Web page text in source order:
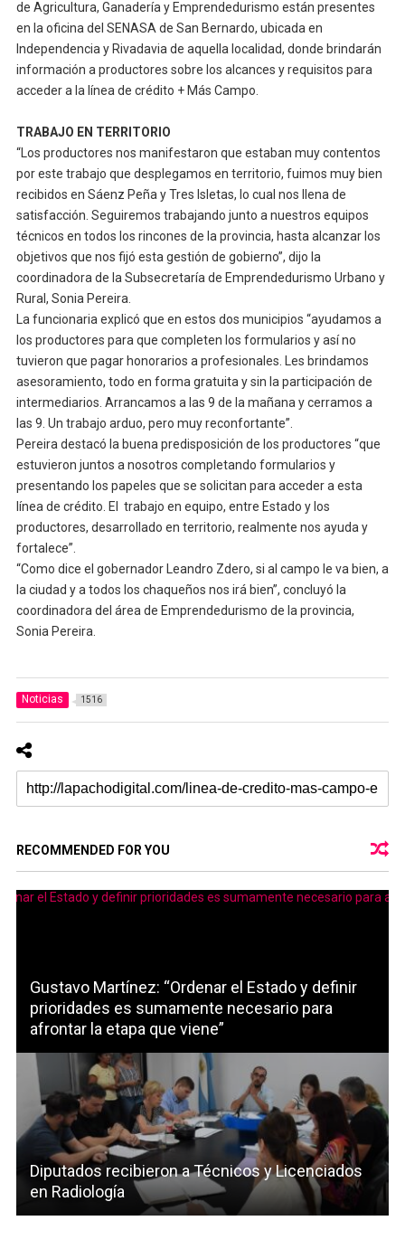
de Agricultura, Ganadería y Emprendedurismo están presentes
en la oficina del SENASA de San Bernardo, ubicada en
Independencia y Rivadavia de aquella localidad, donde brindarán
información a productores sobre los alcances y requisitos para
acceder a la línea de crédito + Más Campo.
TRABAJO EN TERRITORIO
“Los productores nos manifestaron que estaban muy contentos
por este trabajo que desplegamos en territorio, fuimos muy bien
recibidos en Sáenz Peña y Tres Isletas, lo cual nos llena de
satisfacción. Seguiremos trabajando junto a nuestros equipos
técnicos en todos los rincones de la provincia, hasta alcanzar los
objetivos que nos fijó esta gestión de gobierno”, dijo la
coordinadora de la Subsecretaría de Emprendedurismo Urbano y
Rural, Sonia Pereira.
La funcionaria explicó que en estos dos municipios “ayudamos a
los productores para que completen los formularios y así no
tuvieron que pagar honorarios a profesionales. Les brindamos
asesoramiento, todo en forma gratuita y sin la participación de
intermediarios. Arrancamos a las 9 de la mañana y cerramos a
las 9. Un trabajo arduo, pero muy reconfortante”.
Pereira destacó la buena predisposición de los productores “que
estuvieron juntos a nosotros completando formularios y
presentando los papeles que se solicitan para acceder a esta
línea de crédito. El trabajo en equipo, entre Estado y los
productores, desarrollado en territorio, realmente nos ayuda y
fortalece”.
“Como dice el gobernador Leandro Zdero, si al campo le va bien, a
la ciudad y a todos los chaqueños nos irá bien”, concluyó la
coordinadora del área de Emprendedurismo de la provincia,
Sonia Pereira.
Noticias 1516
RECOMMENDED FOR YOU
Gustavo Martínez: “Ordenar el Estado y definir
prioridades es sumamente necesario para
afrontar la etapa que viene”
Diputados recibieron a Técnicos y Licenciados
en Radiología